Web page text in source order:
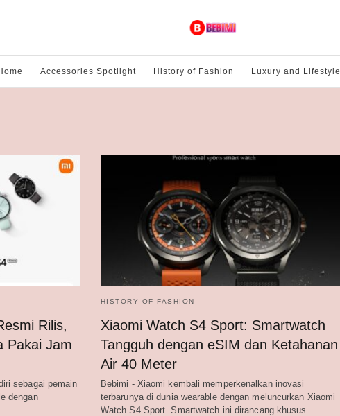
Accessories Spotlight History of Fashion Luxury and Lifestyle
Rilis,
Pakai Jam
sebagai pemain
dengan
HISTORY OF FASHION
Xiaomi Watch S4 Sport: Smartwatch
Tangguh dengan eSIM dan Ketahanan
Air 40 Meter
Bebimi - Xiaomi kembali memperkenalkan inovasi
terbarunya di dunia wearable dengan meluncurkan Xiaomi
Watch S4 Sport. Smartwatch ini dirancang khusus…